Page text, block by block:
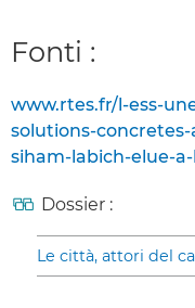
Fonti :
www.rtes.fr/l-ess-
solutions-
siham-labich-elue-a-l
Dossier :
Le città, attori del